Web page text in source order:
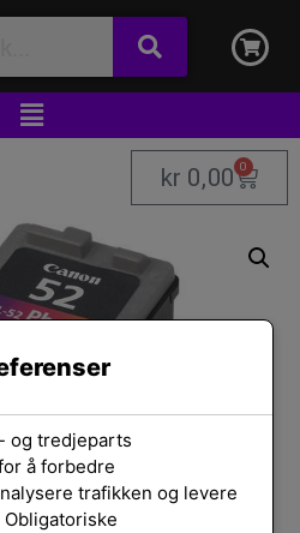
kr 0,00 0
og tredjeparts
å forbedre
trafikken og levere